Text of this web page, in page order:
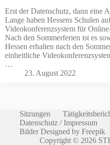
Erst der Datenschutz, dann eine
Lange haben Hessens Schulen
Videokonferenzsystem für
Nach den Sommerferien ist es
Hessen erhalten nach den
einheitliche
…
23. August 2022
Sitzungen
Datenschutz / Impressum
Bilder Designed by Freepik
Copyright © 2026